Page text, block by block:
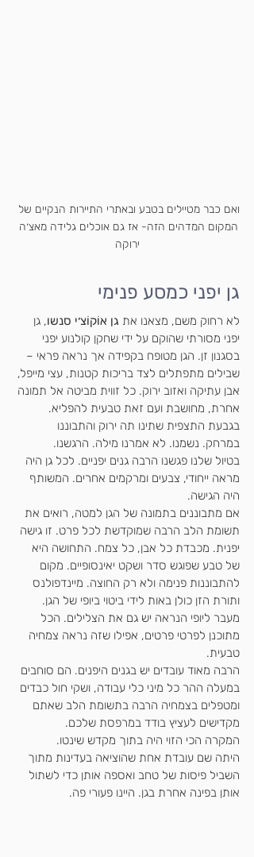
ואם כבר מטיילים בטבע ובאתרי התיירות הנקיים של
המקום המדהים הזה- אז גם אוכלים גלידה מאצ׳ה
ירוקה
גן יפני כמסע פנימי
לא רחוק משם, מצאנו את גן אוֹקוֹצ׳י סנשו, גן
יפני מסורתי שהוקם על ידי שחקן קולנוע יפני
בסגנון זן. הגן מטופח בקפידה אך נראה פראי –
שבילים מתפתלים לצד בריכות קטנות, עצי מייפל,
אבן עתיקה ואזוב ירוק. כל זווית מביטה אל תמונה
אחרת, מחושבת ועם זאת טבעית להפליא.
בגבעת התצפית שתינו תה ירוק והתבוננו
במרחק. נשמנו. לא אמרנו מילה. הרגשנו.
בטיול שלנו פגשנו הרבה גנים יפניים. לכל גן היה
מראה ייחודי, צבעים ומרקמים אחרים. המשותף
היה הגישה.
אם מתבוננים בתמונה של הגן למטה, רואים את
תשומת הלב הרבה שמוקדשת לכל פרט. זו גישה
יפנית. מכבדת כל אבן, כל צמח. התחושה היא
של טבע שפוגש סדר ושקט יאינסופיים. מקום
להתבוננות פנימה ולא רק החוצה. מיינדפולנס
ותורת הזן כולן באות לידי ביטוי ביופי של הגן.
מעבר ליופי הנראה יש גם את הצלילים. הכל
מתוכנן לפרטי פרטים, אפילו שזה נראה צמחיה
טבעית.
הרבה מאוד עובדים יש בגנים היפנים. הם סוחבים
במעלה ההר כל מיני כלי עבודה, ושקי חול כבדים
ומטפלים בצמחיה הרבה בתשומת הלב שאתם
מקדישים לעציץ בודד במרפסת שלכם.
המקרה הכי הזוי היה בתוך מקדש שינטו.
היתה שם עובדת אחת שהוציאה בעדינות מתוך
השביל פיסות של טחב ואספה אותן כדי לשתול
אותן בפינה אחרת בגן. היינו פעורי פה.